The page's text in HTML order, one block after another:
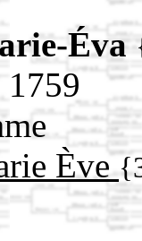
Éva
Ève